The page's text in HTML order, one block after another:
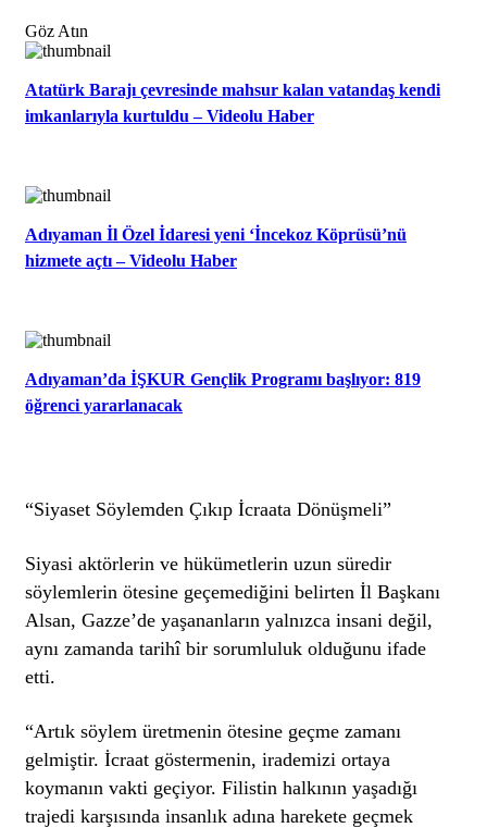
Göz Atın
Atatürk Barajı çevresinde mahsur kalan vatandaş kendi
imkanlarıyla kurtuldu – Videolu Haber
Adıyaman İl Özel İdaresi yeni ‘İncekoz Köprüsü’nü
hizmete açtı – Videolu Haber
Adıyaman’da İŞKUR Gençlik Programı başlıyor: 819
öğrenci yararlanacak
“Siyaset Söylemden Çıkıp İcraata Dönüşmeli”
Siyasi aktörlerin ve hükümetlerin uzun süredir
söylemlerin ötesine geçemediğini belirten İl Başkanı
Alsan, Gazze’de yaşananların yalnızca insani değil,
aynı zamanda tarihî bir sorumluluk olduğunuifade
etti.
“Artık söylem üretmenin ötesine geçme zamanı
gelmiştir. İcraat göstermenin, irademizi ortaya
koymanın vakti geçiyor. Filistin halkının yaşadığı
trajedi karşısında insanlık adına harekete geçmek